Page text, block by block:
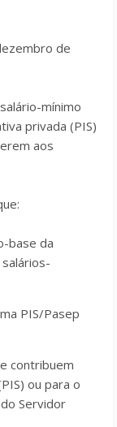
de
mínimo
privada (PIS)
aos
base da
PIS/Pasep
contribuem
ou para o
Servidor